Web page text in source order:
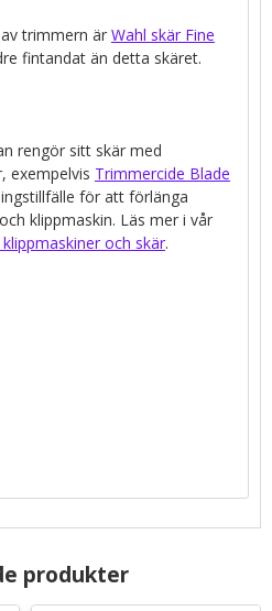
trimmern är Wahl skär Fine
fintandat än detta skäret.
rengör sitt skär med
exempelvis Trimmercide Blade
för att förlänga
klippmaskin. Läs mer i vår
och skär.
produkter